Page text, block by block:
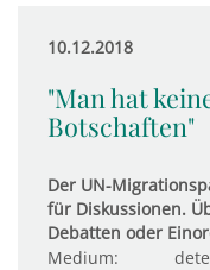
10.12.2018
"Man hat
Botschaften"
Der UN-
für Diskussionen.
Debatten oder
Medium: